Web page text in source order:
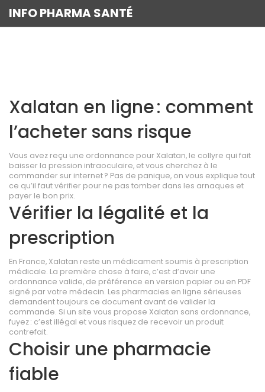
INFO PHARMA SANTÉ
Xalatan en ligne : comment
l’acheter sans risque
Vous avez reçu une ordonnance pour Xalatan, le collyre qui fait
baisser la pression intraoculaire, et vous cherchez à le
commander sur internet ? Pas de panique, on vous explique tout
ce qu’il faut vérifier pour ne pas tomber dans les arnaques et
payer le bon prix.
Vérifier la légalité et la
prescription
En France, Xalatan reste un médicament soumis à prescription
médicale. La première chose à faire, c’est d’avoir une
ordonnance valide, de préférence en version papier ou en PDF
signé par votre médecin. Les pharmacies en ligne sérieuses
demandent toujours ce document avant de valider la
commande. Si un site vous propose Xalatan sans ordonnance,
fuyez : c’est illégal et vous risquez de recevoir un produit
contrefait.
Choisir une pharmacie
fiable